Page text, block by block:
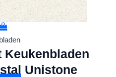
Keukenbladen
Unistone